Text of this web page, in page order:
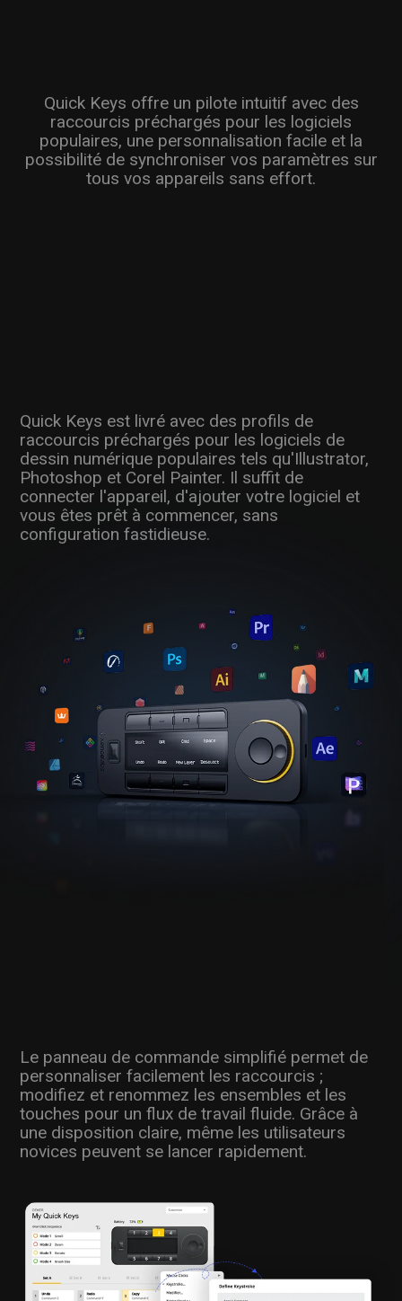
Quick Keys offre un pilote intuitif avec des
raccourcis préchargés pour les logiciels
populaires, une personnalisation facile et la
possibilité de synchroniser vos paramètres sur
tous vos appareils sans effort.
Quick Keys est livré avec des profils de
raccourcis préchargés pour les logiciels de
dessin numérique populaires tels qu'Illustrator,
Photoshop et Corel Painter. Il suffit de
connecter l'appareil, d'ajouter votre logiciel et
vous êtes prêt à commencer, sans
configuration fastidieuse.
Le panneau de commande simplifié permet de
personnaliser facilement les raccourcis ;
modifiez et renommez les ensembles et les
touches pour un flux de travail fluide. Grâce à
une disposition claire, même les utilisateurs
novices peuvent se lancer rapidement.